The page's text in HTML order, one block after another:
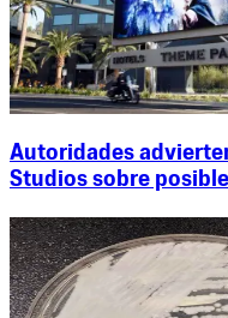
Autoridades
Studios sobre